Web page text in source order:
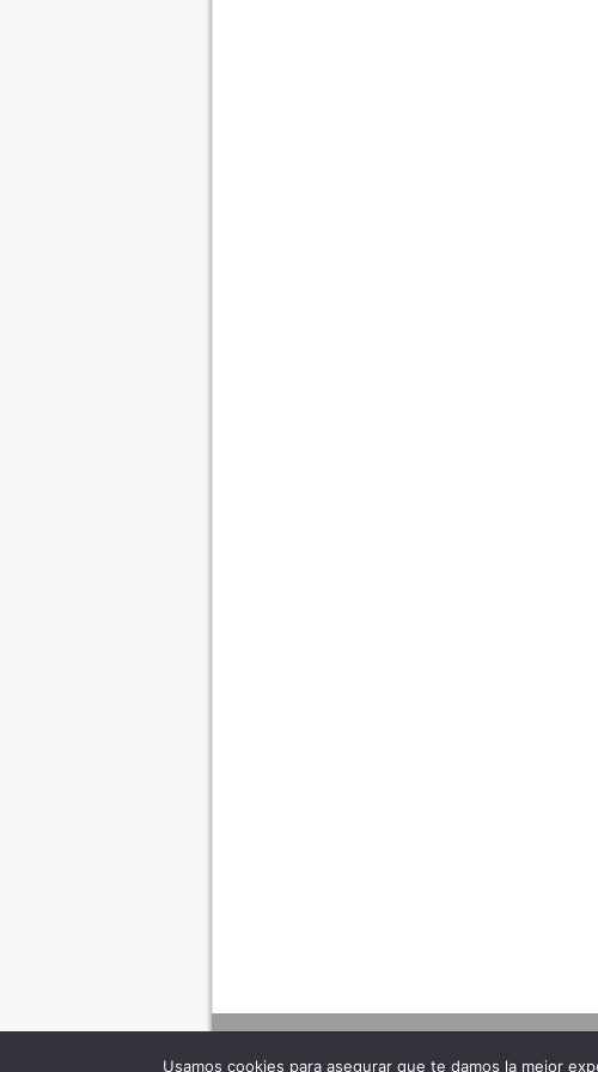
Usamos cookies para asegurar que te damos la mejor